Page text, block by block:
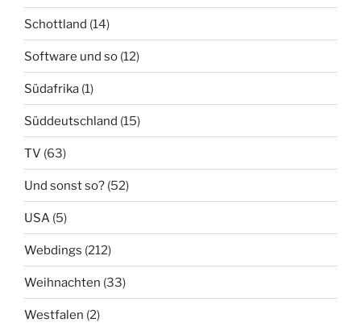
Schottland (14)
Software und so (12)
Südafrika (1)
Süddeutschland (15)
TV (63)
Und sonst so? (52)
USA (5)
Webdings (212)
Weihnachten (33)
Westfalen (2)